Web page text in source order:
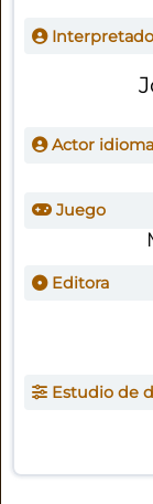
Actor
Juego
Editora
Estudio de